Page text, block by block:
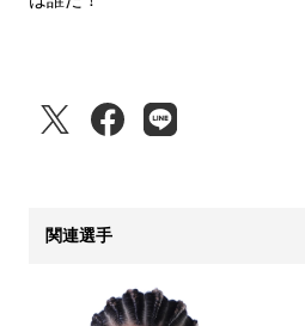
関連選手